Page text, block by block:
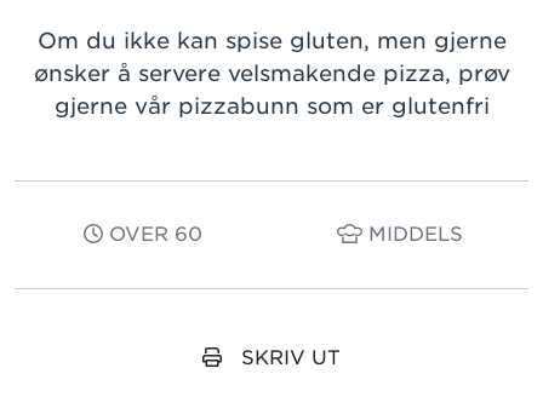
Om du ikke kan spise gluten, men gjerne
ønsker å servere velsmakende pizza, prøv
gjerne vår pizzabunn som er glutenfri
OVER 60 MIDDELS
SKRIV UT